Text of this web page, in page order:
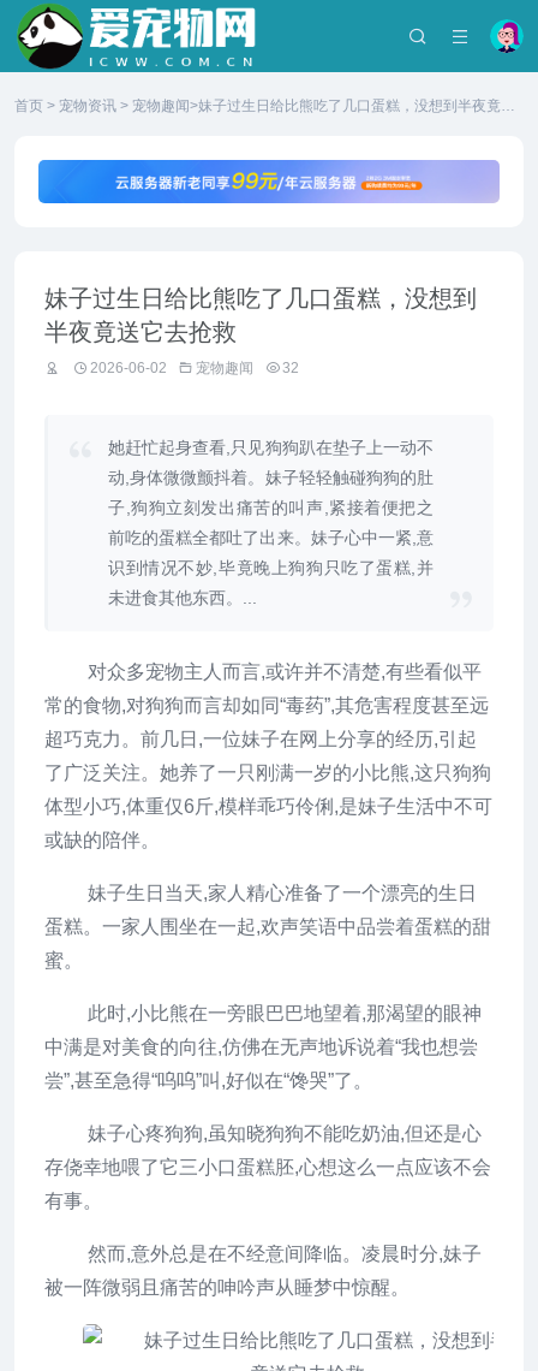
首页 > 宠物资讯 > 宠物趣闻>妹子过生日给比熊吃了几口蛋糕，没想到半夜竟送
妹子过生日给比熊吃了几口蛋糕，没想到
半夜竟送它去抢救
2026-06-02 宠物趣闻 32
她赶忙起身查看,只见狗狗趴在垫子上一动不
动,身体微微颤抖着。妹子轻轻触碰狗狗的肚
子,狗狗立刻发出痛苦的叫声,紧接着便把之
前吃的蛋糕全都吐了出来。妹子心中一紧,意
识到情况不妙,毕竟晚上狗狗只吃了蛋糕,并
未进食其他东西。...
对众多宠物主人而言,或许并不清楚,有些看似平
常的食物,对狗狗而言却如同“毒药”,其危害程度甚至远
超巧克力。前几日,一位妹子在网上分享的经历,引起
了广泛关注。她养了一只刚满一岁的小比熊,这只狗狗
体型小巧,体重仅6斤,模样乖巧伶俐,是妹子生活中不可
或缺的陪伴。
妹子生日当天,家人精心准备了一个漂亮的生日
蛋糕。一家人围坐在一起,欢声笑语中品尝着蛋糕的甜
蜜。
此时,小比熊在一旁眼巴巴地望着,那渴望的眼神
中满是对美食的向往,仿佛在无声地诉说着“我也想尝
尝”,甚至急得“呜呜”叫,好似在“馋哭”了。
妹子心疼狗狗,虽知晓狗狗不能吃奶油,但还是心
存侥幸地喂了它三小口蛋糕胚,心想这么一点应该不会
有事。
然而,意外总是在不经意间降临。凌晨时分,妹子
被一阵微弱且痛苦的呻吟声从睡梦中惊醒。